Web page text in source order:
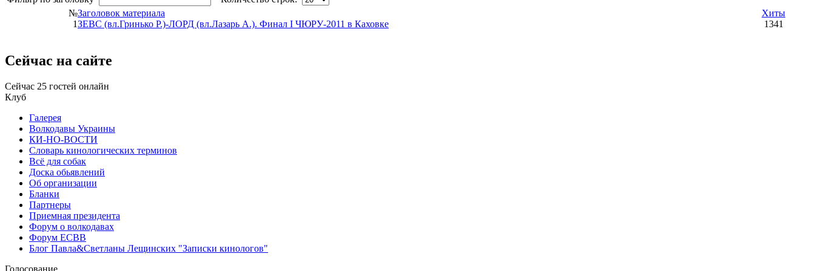
№Заголовок материала
Хиты
1ЗЕВС (вл.Гринько Р.)-ЛОРД (вл.Лазарь А.). Финал I ЧЮРУ-2011 в Каховке 1341
Сейчас на сайте
Сейчас 25 гостей онлайн
Клуб
Галерея
Волкодавы Украины
КИ-НО-ВОСТИ
Словарь кинологических терминов
Всё для собак
Доска обьявлений
Об организации
Бланки
Партнеры
Приемная президента
Форум о волкодавах
Форум ЕСВВ
Блог Павла&Светланы Лещинских "Записки кинологов"
Голосование